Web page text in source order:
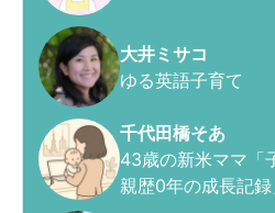
大井ミサコ
ゆる英語子育て
千代田橋そあ
43歳の新米ママ「
親歴0年の成長記録